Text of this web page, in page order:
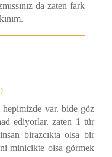
da zaten fark
hepimizde var. bide göz
ediyorlar. zaten 1 tür
birazcıkta olsa bir
minicikte olsa görmek